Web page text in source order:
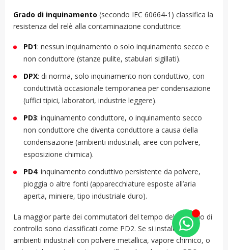
Grado di inquinamento (secondo IEC 60664-1) classifica la
resistenza del relè alla contaminazione conduttrice:
PD1: nessun inquinamento o solo inquinamento secco e
non conduttore (stanze pulite, stabulari sigillati).
DPX: di norma, solo inquinamento non conduttivo, con
conduttività occasionale temporanea per condensazione
(uffici tipici, laboratori, industrie leggere).
PD3: inquinamento conduttore, o inquinamento secco
non conduttore che diventa conduttore a causa della
condensazione (ambienti industriali, aree con polvere,
esposizione chimica).
PD4: inquinamento conduttivo persistente da polvere,
pioggia o altre fonti (apparecchiature esposte all’aria
aperta, miniere, tipo industriale duro).
La maggior parte dei commutatori del tempo del pannello di
controllo sono classificati come PD2. Se si installano in
ambienti industriali con polvere metallica, vapore chimico, o